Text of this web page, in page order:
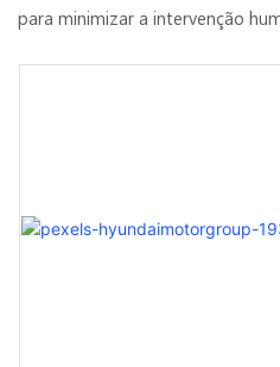
para minimizar a intervenção